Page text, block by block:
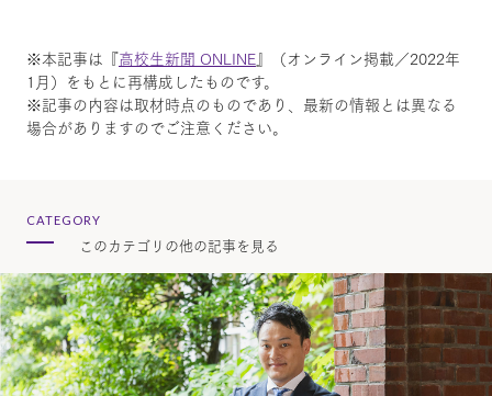
※本記事は『高校生新聞 ONLINE』（オンライン掲載／2022年
1月）をもとに再構成したものです。
※記事の内容は取材時点のものであり、最新の情報とは異なる
場合がありますのでご注意ください。
CATEGORY
このカテゴリの他の記事を見る